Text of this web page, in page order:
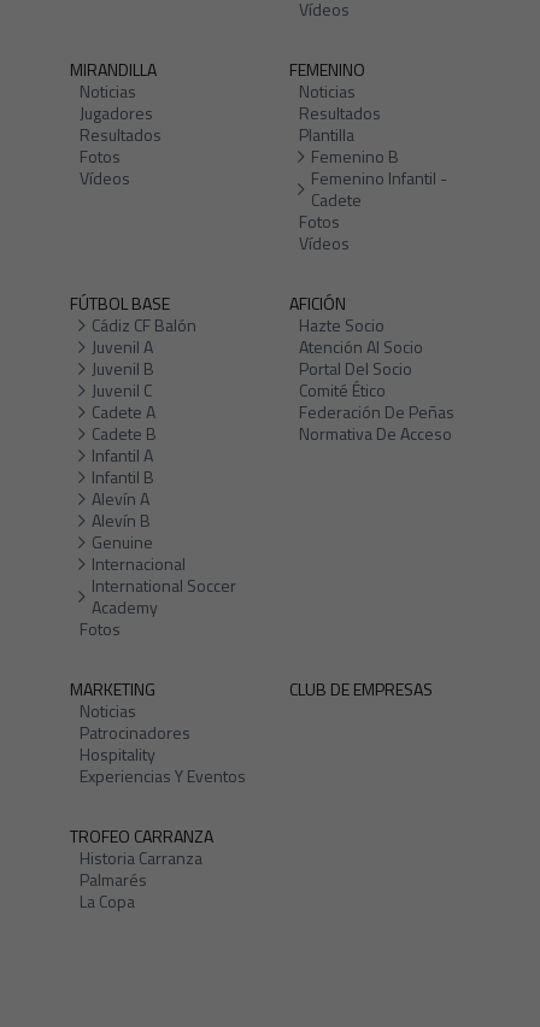
Vídeos
MIRANDILLA
Noticias
Jugadores
Resultados
Fotos
Vídeos
FEMENINO
Noticias
Resultados
Plantilla
Femenino B
Femenino Infantil -
Cadete
Fotos
Vídeos
FÚTBOL BASE
Cádiz CF Balón
Juvenil A
Juvenil B
Juvenil C
Cadete A
Cadete B
Infantil A
Infantil B
Alevín A
Alevín B
Genuine
Internacional
International Soccer
Academy
Fotos
AFICIÓN
Hazte Socio
Atención Al Socio
Portal Del Socio
Comité Ético
Federación De Peñas
Normativa De Acceso
MARKETING
Noticias
Patrocinadores
Hospitality
Experiencias Y Eventos
CLUB DE EMPRESAS
TROFEO CARRANZA
Historia Carranza
Palmarés
La Copa